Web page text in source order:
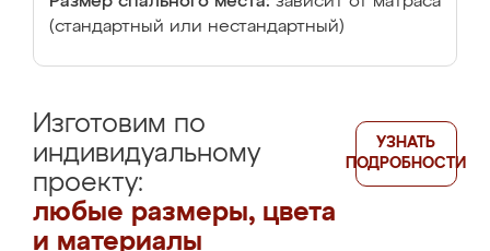
(стандартный или нестандартный)
Изготовим по
индивидуальному
проекту:
любые размеры, цвета
и материалы
УЗНАТЬ
ПОДРОБНОСТИ